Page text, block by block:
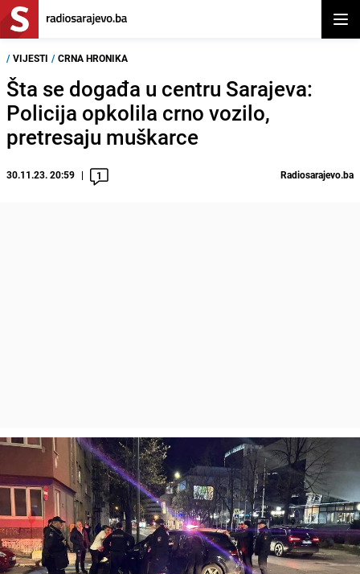
/ VIJESTI / CRNA HRONIKA
Šta se događa u centru Sarajeva:
Policija opkolila crno vozilo,
pretresaju muškarce
30.11.23. 20:59 1 Radiosarajevo.ba